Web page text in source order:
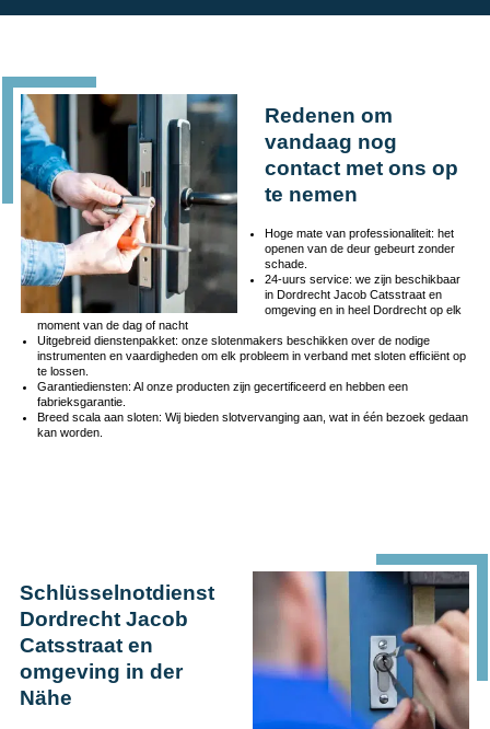
Redenen om
vandaag nog
contact met ons op
te nemen
Hoge mate van professionaliteit: het
openen van de deur gebeurt zonder
schade.
24-uurs service: we zijn beschikbaar
in Dordrecht Jacob Catsstraat en
omgeving en in heel Dordrecht op elk
moment van de dag of nacht
Uitgebreid dienstenpakket: onze slotenmakers beschikken over de nodige
instrumenten en vaardigheden om elk probleem in verband met sloten efficiënt op
te lossen.
Garantiediensten: Al onze producten zijn gecertificeerd en hebben een
fabrieksgarantie.
Breed scala aan sloten: Wij bieden slotvervanging aan, wat in één bezoek gedaan
kan worden.
Schlüsselnotdienst
Dordrecht Jacob
Catsstraat en
omgeving in der
Nähe